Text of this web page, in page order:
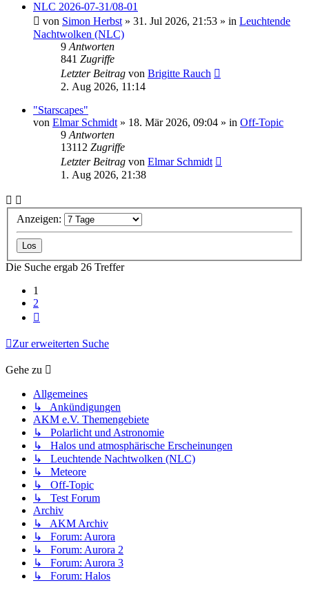
NLC 2026-07-31/08-01
von Simon Herbst » 31. Jul 2026, 21:53 » in Leuchtende
Nachtwolken (NLC)
9 Antworten
841 Zugriffe
Letzter Beitrag von Brigitte Rauch
2. Aug 2026, 11:14
"Starscapes"
von Elmar Schmidt » 18. Mär 2026, 09:04 » in Off-Topic
9 Antworten
13112 Zugriffe
Letzter Beitrag von Elmar Schmidt
1. Aug 2026, 21:38
Anzeigen:
Die Suche ergab 26 Treffer
1
2
Zur erweiterten Suche
Gehe zu
Allgemeines
↳ Ankündigungen
AKM e.V. Themengebiete
↳ Polarlicht und Astronomie
↳ Halos und atmosphärische Erscheinungen
↳ Leuchtende Nachtwolken (NLC)
↳ Meteore
↳ Off-Topic
↳ Test Forum
Archiv
↳ AKM Archiv
↳ Forum: Aurora
↳ Forum: Aurora 2
↳ Forum: Aurora 3
↳ Forum: Halos